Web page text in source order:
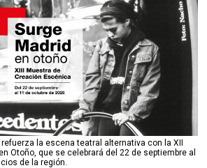
la escena teatral alternativa con la XII
Otoño, que se celebrará del 22 de septiembre al
de la región.